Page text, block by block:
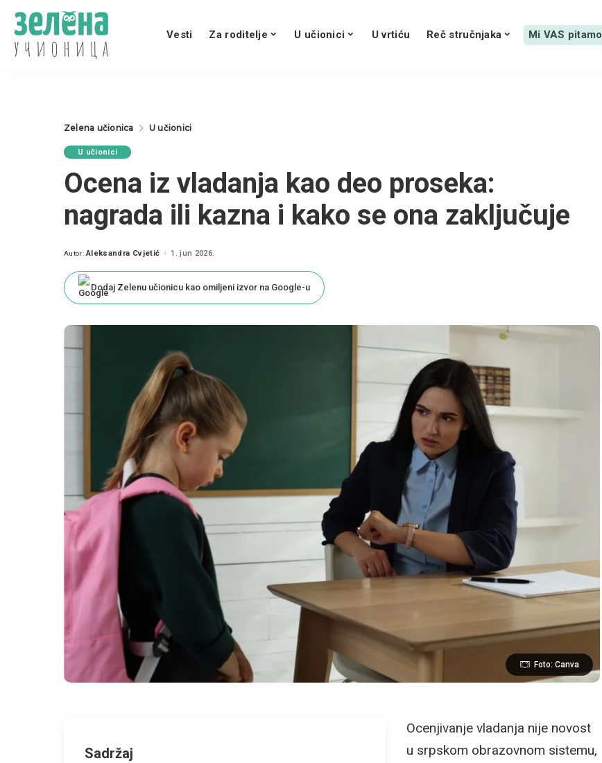
Vesti Za roditelje U učionici U vrtiću Reč stručnjaka Mi VAS pitamo
Zelena učionica U učionici
U učionici
Ocena iz vladanja kao deo proseka:
nagrada ili kazna i kako se ona zaključuje
Posted
Autor: Aleksandra Cvjetić 1. jun 2026.
Dodaj Zelenu učionicu kao omiljeni izvor na Google-u
Foto: Canva
Sadržaj
Ocenjivanje vladanja nije novost
u srpskom obrazovnom sistemu,